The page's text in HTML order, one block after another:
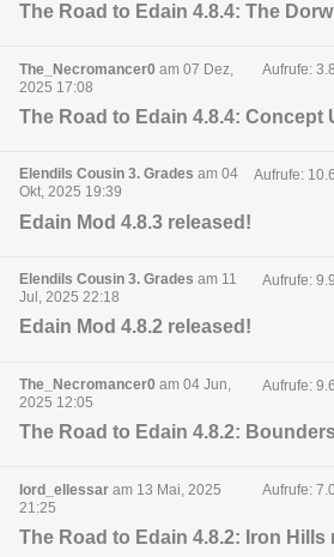
The Road to Edain 4.8.4: The
The_Necromancer0 am 07 Dez,
2025 17:08
Aufrufe:
The Road to Edain 4.8.4: Concept
Elendils Cousin 3. Grades am 04
Okt, 2025 19:39
Aufrufe:
Edain Mod 4.8.3 released!
Elendils Cousin 3. Grades am 11
Jul, 2025 22:18
Aufrufe:
Edain Mod 4.8.2 released!
The_Necromancer0 am 04 Jun,
2025 12:05
Aufrufe:
The Road to Edain 4.8.2:
lord_ellessar am 13 Mai, 2025
21:25
Aufrufe:
The Road to Edain 4.8.2: Iron Hills